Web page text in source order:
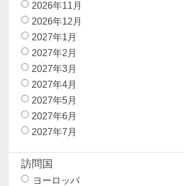
2026年11月
2026年12月
2027年1月
2027年2月
2027年3月
2027年4月
2027年5月
2027年6月
2027年7月
訪問国
ヨーロッパ